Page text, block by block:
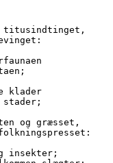
titusindtinget,
klader
stader;
og græsset,
insekter;